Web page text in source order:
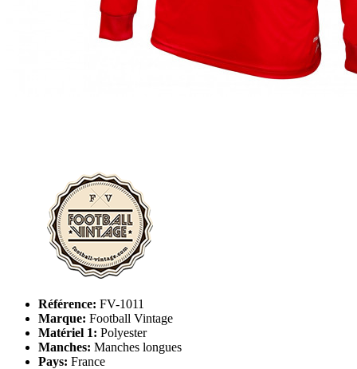
Référence: FV-1011
Marque: Football Vintage
Matériel 1: Polyester
Manches: Manches longues
Pays: France